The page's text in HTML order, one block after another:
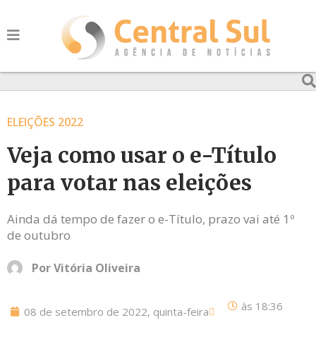
ELEIÇÕES 2022
Veja como usar o e-Título
para votar nas eleições
Ainda dá tempo de fazer o e-Título, prazo vai até 1º
de outubro
PorVitória Oliveira
08 de setembro de 2022, quinta-feira às 18:36